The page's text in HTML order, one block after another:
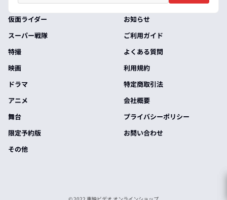
仮面ライダー
スーパー戦隊
特撮
映画
ドラマ
アニメ
舞台
限定予約版
その他
お知らせ
ご利用ガイド
よくある質問
利用規約
特定商取引法
会社概要
プライバシーポリシー
お問い合わせ